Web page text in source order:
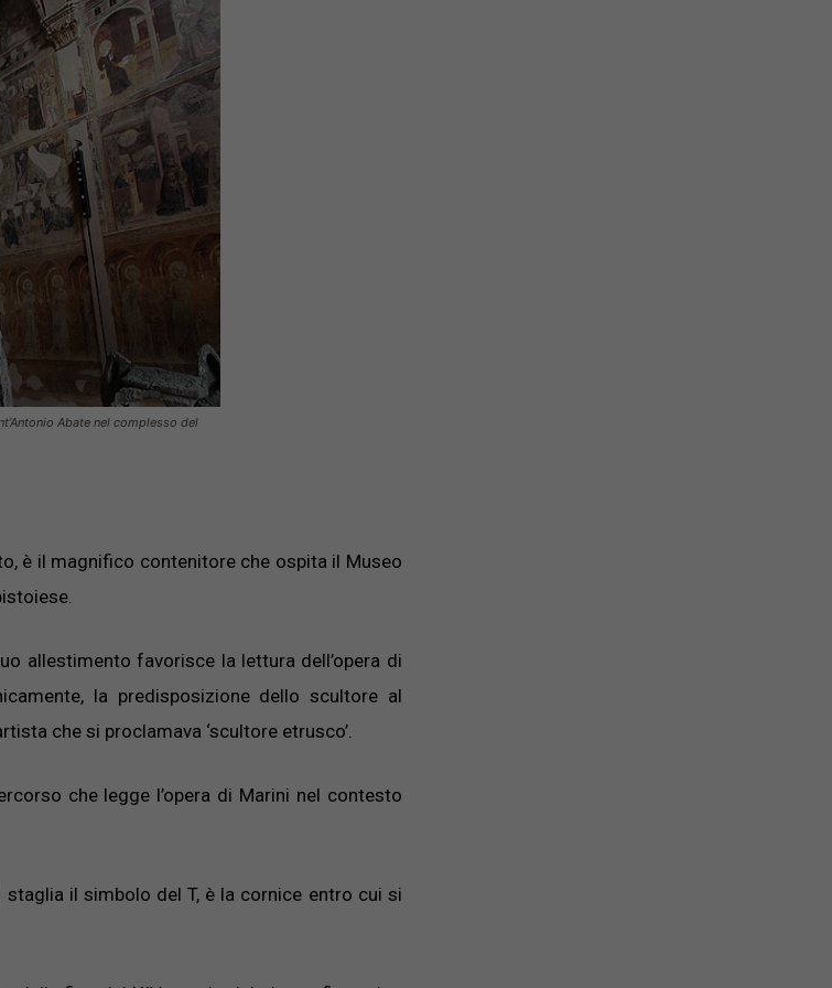
Abate nel complesso del
è il magnifico contenitore che ospita il Museo
allestimento favorisce la lettura dell’opera di
la predisposizione dello scultore al
che si proclamava ‘scultore etrusco’.
che legge l’opera di Marini nel contesto
il simbolo del T, è la cornice entro cui si